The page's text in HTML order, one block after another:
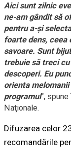
Aici sunt zilnic
ne-am gândit să
pentru a-şi
foarte dens, ceea
savoare. Sunt
trebuie să treci
descoperi. Eu
orienta
programul”,
Naţionale.
Difuzarea celor
recomandările